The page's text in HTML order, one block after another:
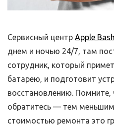
Сервисный центр Apple
днем и ночью 24/7, там
сотрудник, который
батарею, и подготовит
восстановлению. Помните,
обратитесь — тем
стоимостью ремонта это